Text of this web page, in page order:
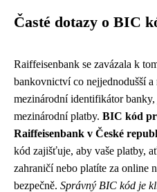
Časté dotazy o BIC
Raiffeisenbank se zavázala k
bankovnictví co nejjednodušší
mezinárodní identifikátor
mezinárodní platby. BIC kód
Raiffeisenbank v České
kód zajišťuje, aby vaše platby,
zahraničí nebo platíte za online
bezpečně. Správný BIC kód je